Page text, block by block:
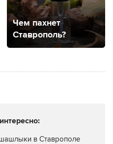
Чем пахнет
Ставрополь?
в Ставрополе